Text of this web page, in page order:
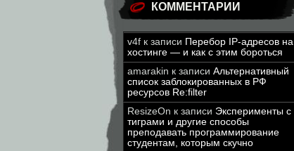
КОММЕНТАРИИ
v4f к записи Перебор IP-адресов на
хостинге — и как с этим бороться
amarakin к записи Альтернативный
список заблокированных в РФ
ресурсов Re:filter
ResizeOn к записи Эксперименты с
тиграми и другие способы
преподавать программирование
студентам, которым скучно